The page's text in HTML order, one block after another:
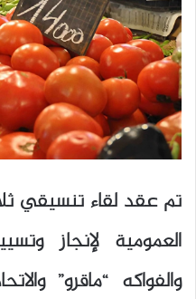
تم عقد لقاء تنسيقي
العمومية لإنجاز
والفواكه “ماقرو”